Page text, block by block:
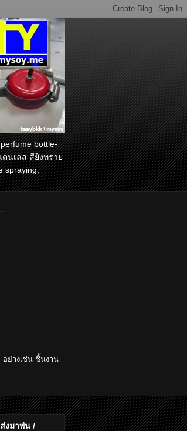
bottle-
นเลส สียิงทราย
spraying,
ย่างเช่น ชิ้นงาน
งมาพ่น /